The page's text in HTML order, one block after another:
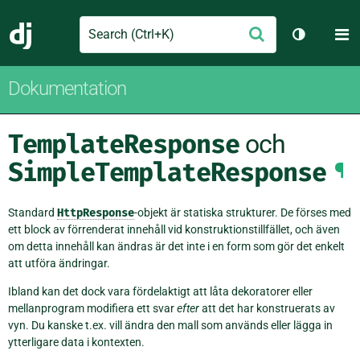
Django
Search Skicka
Växla
Dokumentation
TemplateResponse och
SimpleTemplateResponse ¶
Standard HttpResponse-objekt är statiska strukturer. De förses med
ett block av förrenderat innehåll vid konstruktionstillfället, och även
om detta innehåll kan ändras är det inte i en form som gör det enkelt
att utföra ändringar.
Ibland kan det dock vara fördelaktigt att låta dekoratorer eller
mellanprogram modifiera ett svarefteratt det har konstruerats av
vyn. Du kanske t.ex. vill ändra den mall som används eller lägga in
ytterligare data i kontexten.